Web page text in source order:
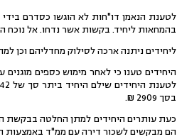
לטענת הנאמן דו"חות לא הוגשו כסדרם
בהמחאות ליחיד. בקשות אשר נדחו. אל נוכח
ליחידים ניתנה ארכה לסילוק מחדליהם וכן
היחידים טענו כי לאחר מימוש כספים
בסך 2909 ₪.
כעת עותרים היחידים למתן החלטה בבקשת
הם מבקשים לשכור דירה עם ממ"ד באמצעות